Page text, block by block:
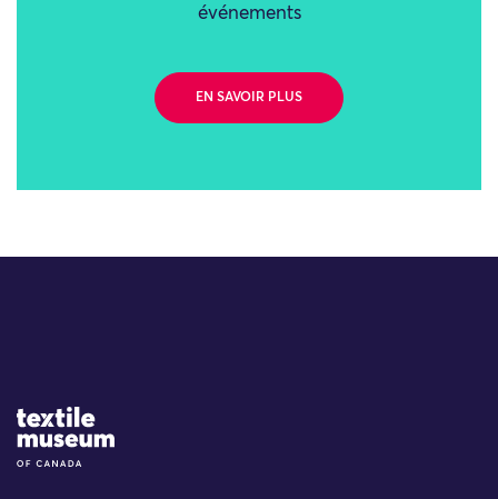
événements
EN SAVOIR PLUS
Site Logo